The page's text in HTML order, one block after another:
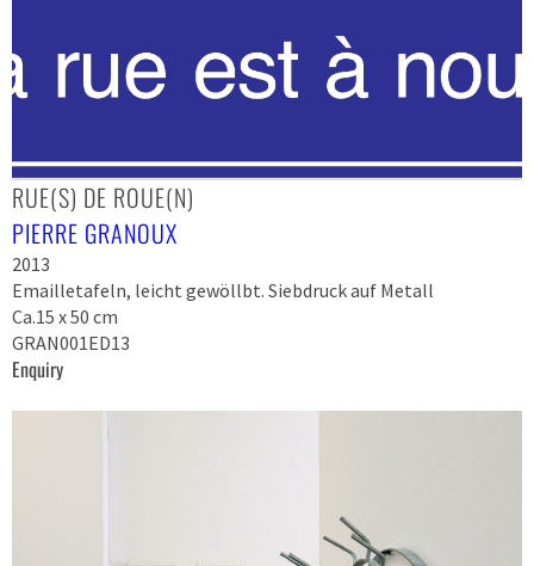
RUE(S) DE ROUE(N)
PIERRE GRANOUX
2013
Emailletafeln, leicht gewöllbt. Siebdruck auf Metall
Ca.15 x 50 cm
GRAN001ED13
Enquiry